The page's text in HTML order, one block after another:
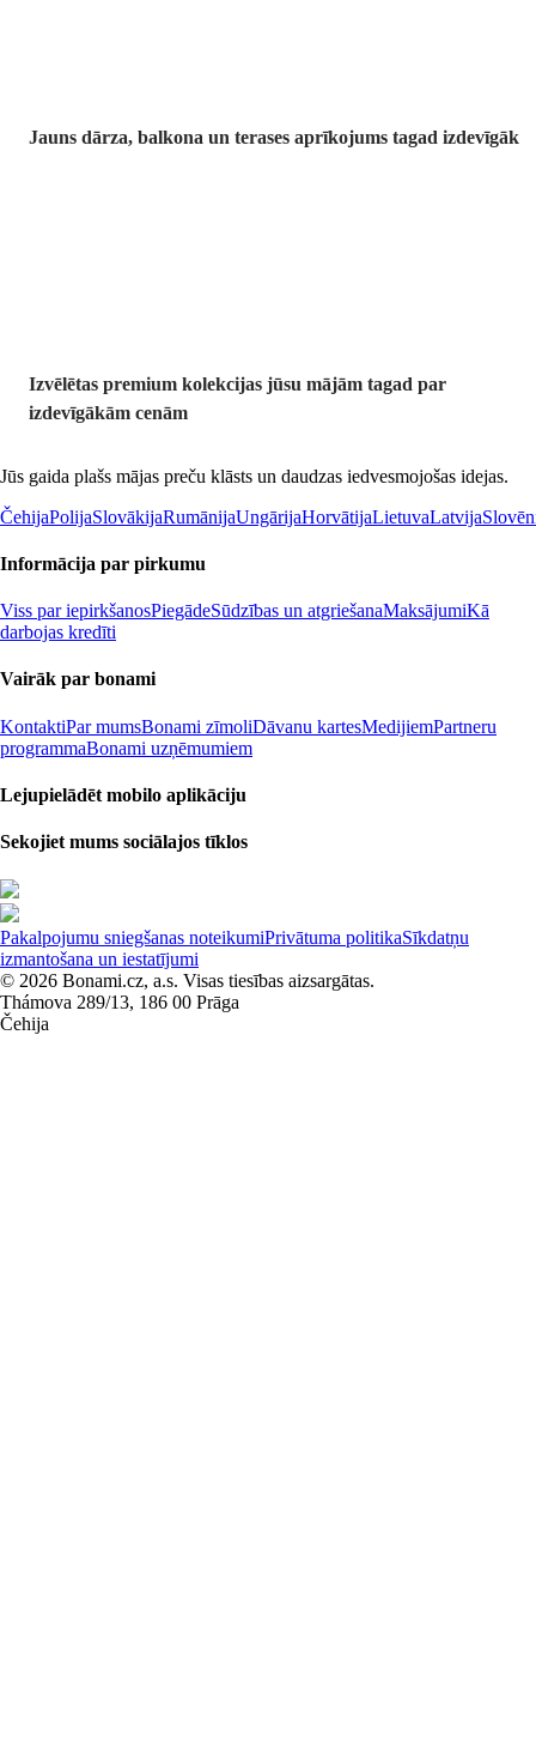
Jauns dārza, balkona un terases aprīkojums tagad izdevīgāk
Izvēlētas premium kolekcijas jūsu mājām tagad par
izdevīgākām cenām
Jūs gaida plašs mājas preču klāsts un daudzas iedvesmojošas idejas.
ČehijaPolijaSlovākijaRumānijaUngārijaHorvātijaLietuvaLatvija
Informācija par pirkumu
Viss par iepirkšanosPiegādeSūdzības un atgriešanaMaksājumiKā
darbojas kredīti
Vairāk par bonami
KontaktiPar mumsBonami zīmoliDāvanu kartesMedijiemPartneru
programmaBonami uzņēmumiem
Lejupielādēt mobilo aplikāciju
Sekojiet mums sociālajos tīklos
Pakalpojumu sniegšanas noteikumiPrivātuma politikaSīkdatņu
izmantošana un iestatījumi
© 2026 Bonami.cz, a.s. Visas tiesības aizsargātas.
Thámova 289/13, 186 00 Prāga
Čehija